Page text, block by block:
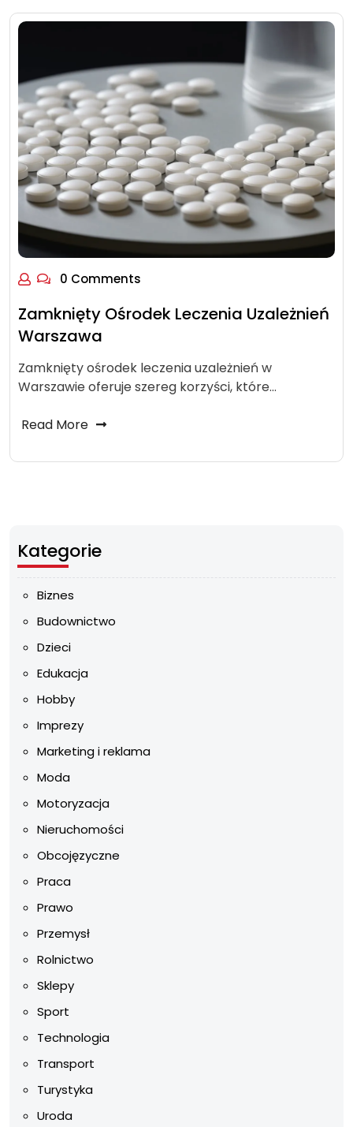
0 Comments
Zamknięty Ośrodek Leczenia Uzależnień
Warszawa
Zamknięty ośrodek leczenia uzależnień w
Warszawie oferuje szereg korzyści, które…
Read More
Kategorie
Biznes
Budownictwo
Dzieci
Edukacja
Hobby
Imprezy
Marketing i reklama
Moda
Motoryzacja
Nieruchomości
Obcojęzyczne
Praca
Prawo
Przemysł
Rolnictwo
Sklepy
Sport
Technologia
Transport
Turystyka
Uroda